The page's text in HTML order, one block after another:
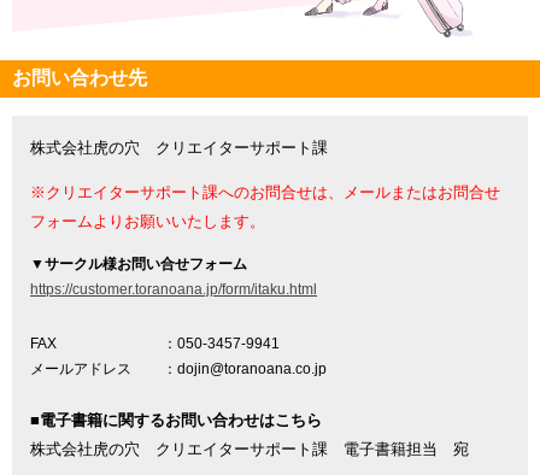
お問い合わせ先
株式会社虎の穴 クリエイターサポート課
※クリエイターサポート課へのお問合せは、メールまたはお問合せ
フォームよりお願いいたします。
▼サークル様お問い合せフォーム
https://customer.toranoana.jp/form/itaku.html
FAX
：050-3457-9941
メールアドレス
：dojin@toranoana.co.jp
■電子書籍に関するお問い合わせはこちら
株式会社虎の穴 クリエイターサポート課 電子書籍担当 宛